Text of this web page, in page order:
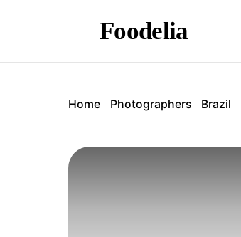
Foodelia
Home Photographers Brazil